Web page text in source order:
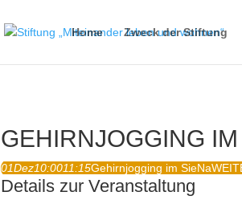
Home Zweck der Stiftung
GEHIRNJOGGING
01Dez10:0011:15Gehirnjogging im SieNa
Details zur Veranstaltung